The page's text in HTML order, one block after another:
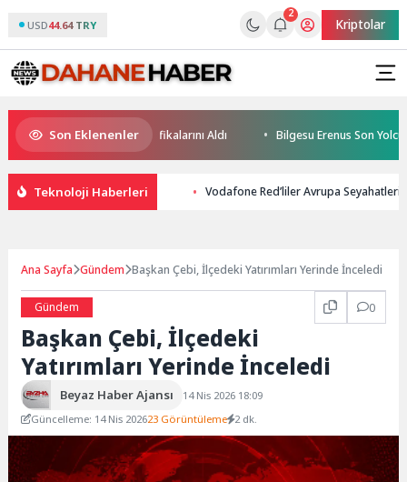
USD44.64 TRY
2
Kriptolar
Son Eklenenler
Yüzücüleri Sertifikalarını Aldı Bilgesu Erenus Son
Teknoloji Haberleri Vodafone Red’liler Avrupa
Ana Sayfa Gündem Başkan Çebi, İlçedeki Yatırımları Yerinde İnceledi
Gündem 0
Başkan Çebi, İlçedeki
Yatırımları Yerinde İnceledi
Beyaz Haber Ajansı
14 Nis 2026 18:09
Güncelleme: 14 Nis 202623 Görüntüleme 2 dk.